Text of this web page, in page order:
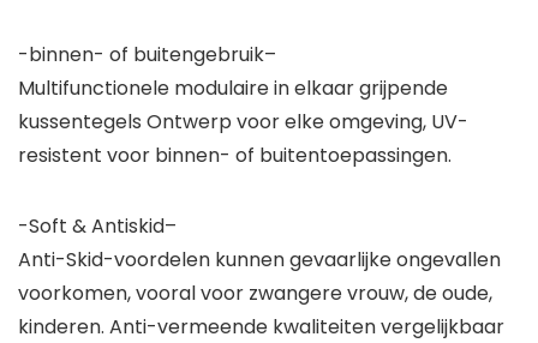
-binnen- of buitengebruik–
Multifunctionele modulaire in elkaar grijpende
kussentegels Ontwerp voor elke omgeving, UV-
resistent voor binnen- of buitentoepassingen.
-Soft & Antiskid–
Anti-Skid-voordelen kunnen gevaarlijke ongevallen
voorkomen, vooral voor zwangere vrouw, de oude,
kinderen. Anti-vermeende kwaliteiten vergelijkbaar